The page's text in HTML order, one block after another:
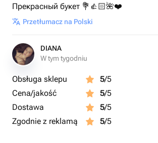
Прекрасный букет 💐👍🏻🌺❤️
Przetłumacz na Polski
DIANA
W tym tygodniu
Obsługa sklepu 5/5
Cena/jakość
5/5
Dostawa
5/5
Zgodnie z reklamą
5/5